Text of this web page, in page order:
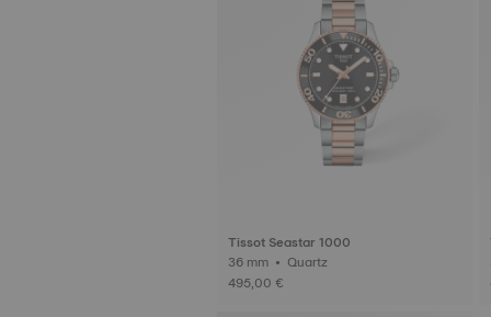
Tissot Seastar 1000
36 mm • Quartz
495,00 €